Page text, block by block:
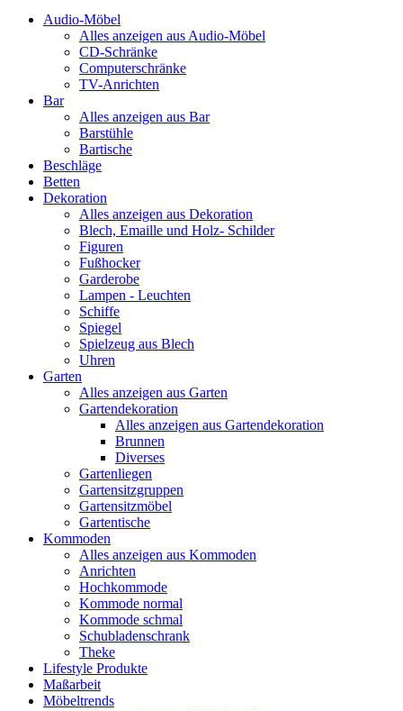
Audio-Möbel
Alles anzeigen aus Audio-Möbel
CD-Schränke
Computerschränke
TV-Anrichten
Bar
Alles anzeigen aus Bar
Barstühle
Bartische
Beschläge
Betten
Dekoration
Alles anzeigen aus Dekoration
Blech, Emaille und Holz- Schilder
Figuren
Fußhocker
Garderobe
Lampen - Leuchten
Schiffe
Spiegel
Spielzeug aus Blech
Uhren
Garten
Alles anzeigen aus Garten
Gartendekoration
Alles anzeigen aus Gartendekoration
Brunnen
Diverses
Gartenliegen
Gartensitzgruppen
Gartensitzmöbel
Gartentische
Kommoden
Alles anzeigen aus Kommoden
Anrichten
Hochkommode
Kommode normal
Kommode schmal
Schubladenschrank
Theke
Lifestyle Produkte
Maßarbeit
Möbeltrends